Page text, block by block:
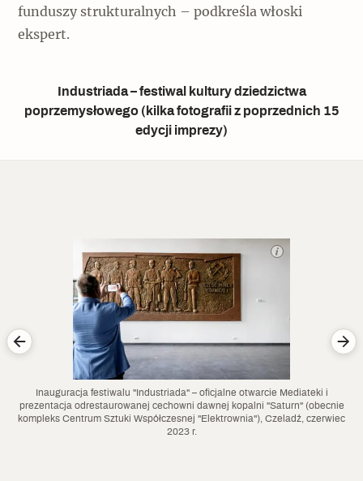
funduszy strukturalnych – podkreśla włoski
ekspert.
Industriada – festiwal kultury dziedzictwa
poprzemysłowego (kilka fotografii z poprzednich 15
edycji imprezy)
Inauguracja festiwalu "Industriada" – oficjalne otwarcie Mediateki i
prezentacja odrestaurowanej cechowni dawnej kopalni "Saturn" (obecnie
kompleks Centrum Sztuki Współczesnej "Elektrownia"), Czeladź, czerwiec
2023 r.